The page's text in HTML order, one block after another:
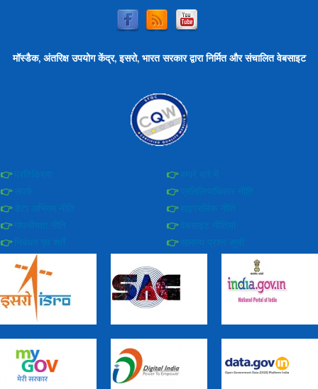
मॉस्डैक, अंतरिक्ष उपयोग केंद्र, इसरो, भारत सरकार द्वारा निर्मित और संचालित वेबसाइट